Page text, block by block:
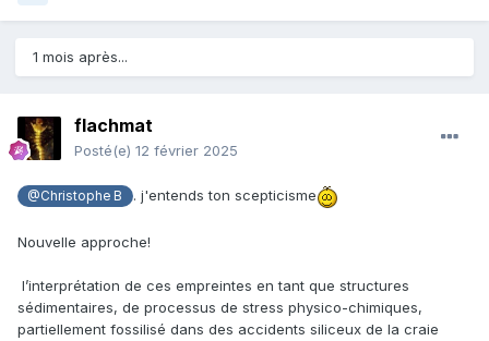
1 mois après...
flachmat
Posté(e) 12 février 2025
@Christophe B . j'entends ton scepticisme
Nouvelle approche!
l’interprétation de ces empreintes en tant que structures
sédimentaires, de processus de stress physico-chimiques,
partiellement fossilisé dans des accidents siliceux de la craie